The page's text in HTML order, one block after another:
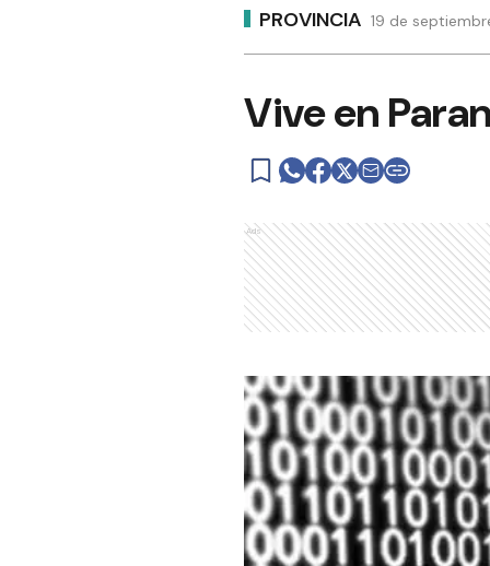
PROVINCIA 19 de
Vive en
Ads